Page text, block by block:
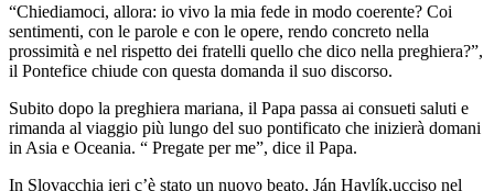
“Chiediamoci, allora: io vivo la mia fede in modo coerente? Coi
sentimenti, con le parole e con le opere, rendo concreto nella
prossimità e nel rispetto dei fratelli quello che dico nella preghiera?”,
il Pontefice chiude con questa domanda il suo discorso.
Subito dopo la preghiera mariana, il Papa passa ai consueti saluti e
rimanda al viaggio più lungo del suo pontificato che inizierà domani
in Asia e Oceania. “ Pregate per me”, dice il Papa.
In Slovacchia ieri c’è stato un nuovo beato, Ján Havlík,ucciso nel